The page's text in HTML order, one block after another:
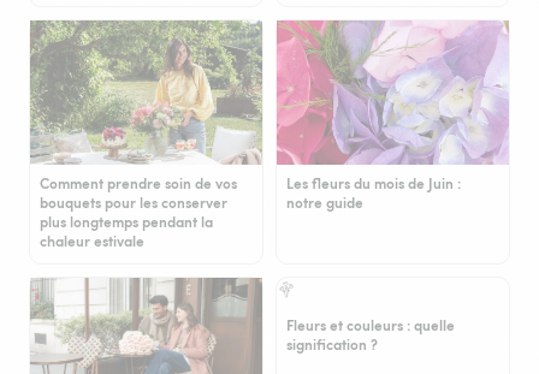
Comment prendre soin de vos
bouquets pour les conserver
plus longtemps pendant la
chaleur estivale
Les fleurs du mois de Juin :
notre guide
Fleurs et couleurs : quelle
signification ?